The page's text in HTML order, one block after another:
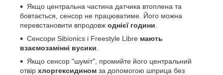
Якщо центральна частина датчика втоплена та
бовтається, сенсор не працюватиме. Його можна
перевстановити впродовж однієї години
Сенсори Sibionics і Freestyle Libre мають
взаємозамінні вусики
Якщо сенсор "шуміт", промийте його центральний
отвір хлоргексидином за допомогою шприца без